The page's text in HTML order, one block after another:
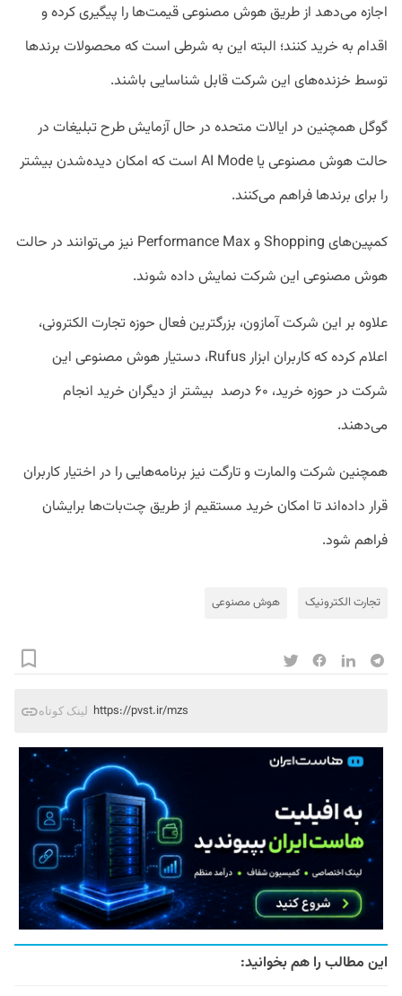
اجازه می‌دهد از طریق هوش مصنوعی قیمت‌ها را پیگیری کرده و
اقدام به خرید کنند؛ البته این به شرطی است که محصولات برندها
توسط خزنده‌های این شرکت قابل شناسایی باشند.
گوگل همچنین در ایالات متحده در حال آزمایش طرح تبلیغات در
حالت هوش مصنوعی یا AI Mode است که امکان دیده‌شدن بیشتر
را برای برند‌ها فراهم می‌کنند.
کمپین‌های Shopping و Performance Max نیز می‌توانند در حالت
هوش مصنوعی این شرکت نمایش داده شوند.
علاوه بر این شرکت آمازون،‌ بزرگترین فعال حوزه تجارت الکترونی،
اعلام کرده که کاربران ابزار Rufus، دستیار هوش مصنوعی این
شرکت در حوزه خرید، ۶۰ درصد بیشتر از دیگران خرید انجام
می‌دهند.
همچنین شرکت والمارت و تارگت نیز برنامه‌هایی را در اختیار کاربران
قرار داده‌اند تا امکان خرید مستقیم از طریق چت‌بات‌ها برایشان
فراهم شود.
تجارت الکترونیک هوش مصنوعی
لینک کوتاه https://pvst.ir/mzs
این مطالب را هم بخوانید: